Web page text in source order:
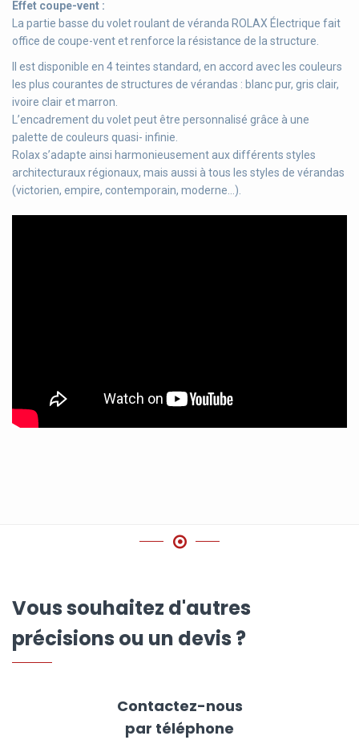
Effet coupe-vent :
La partie basse du volet roulant de véranda ROLAX Électrique fait
office de coupe-vent et renforce la résistance de la structure.
Il est disponible en 4 teintes standard, en accord avec les couleurs
les plus courantes de structures de vérandas : blanc pur, gris clair,
ivoire clair et marron.
L’encadrement du volet peut être personnalisé grâce à une
palette de couleurs quasi- infinie.
Rolax s’adapte ainsi harmonieusement aux différents styles
architecturaux régionaux, mais aussi à tous les styles de vérandas
(victorien, empire, contemporain, moderne...).
Vous souhaitez d'autres
précisions ou un devis ?
Contactez-nous
par téléphone